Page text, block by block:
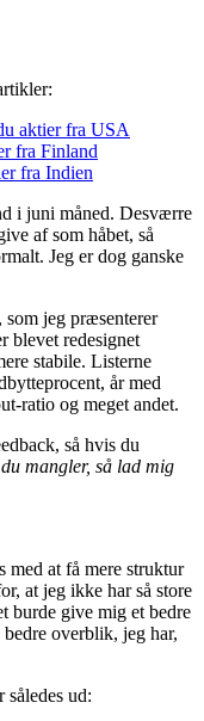
aktier fra USA
fra Finland
fra Indien
i juni måned. Desværre
af som håbet, så
Jeg er dog ganske
som jeg præsenterer
blevet redesignet
stabile. Listerne
år med
ratio og meget andet.
så hvis du
du mangler, så lad mig
med at få mere struktur
at jeg ikke har så store
burde give mig et bedre
overblik, jeg har,
således ud: